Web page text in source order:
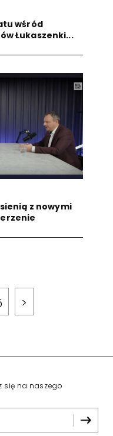
wśród
Łukaszenki...
z nowymi
>
się na naszego